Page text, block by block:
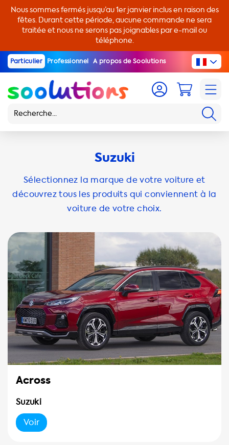
Nous sommes fermés jusqu’au 1er janvier inclus en raison des
fêtes. Durant cette période, aucune commande ne sera
traitée et nous ne serons pas joignables par e-mail ou
téléphone.
Particulier Professionnel A propos de Soolutions
Suzuki
Sélectionnez la marque de votre voiture et
découvrez tous les produits qui conviennent à la
voiture de votre choix.
Across
Suzuki
Voir